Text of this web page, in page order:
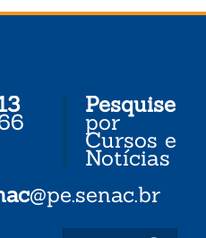
@pe.senac.br
Pesquise
por
Cursos e
Notícias